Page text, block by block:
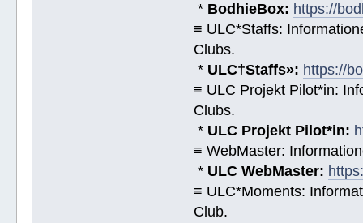
* BodhieBox: https://
≡ ULC*Staffs:
Clubs.
* ULC†Staffs»: https://
≡ ULC Projekt Pilot*in:
Clubs.
* ULC Projekt Pilot*in:
≡ WebMaster:
* ULC WebMaster:
≡ ULC*Moments:
Club.